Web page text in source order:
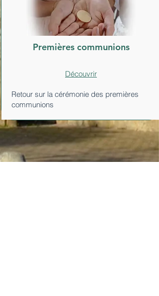
Premières communions
Découvrir
Retour sur la cérémonie des premières
communions